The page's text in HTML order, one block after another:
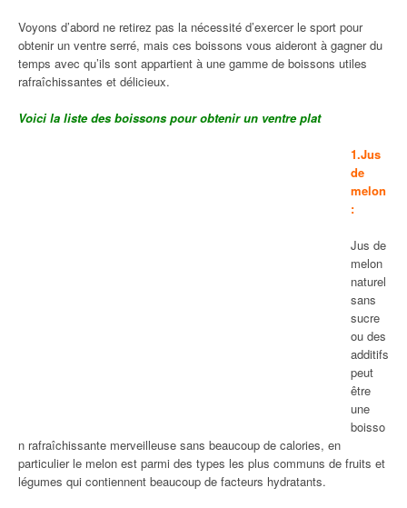
Voyons d’abord ne retirez pas la nécessité d’exercer le sport pour
obtenir un ventre serré, mais ces boissons vous aideront à gagner du
temps avec qu’ils sont appartient à une gamme de boissons utiles
rafraîchissantes et délicieux.
Voici la liste des boissons pour obtenir un ventre plat
1.Jus
de
melon
:
Jus de
melon
naturel
sans
sucre
ou des
additifs
peut
être
une
boisso
n rafraîchissante merveilleuse sans beaucoup de calories, en
particulier le melon est parmi des types les plus communs de fruits et
légumes qui contiennent beaucoup de facteurs hydratants.